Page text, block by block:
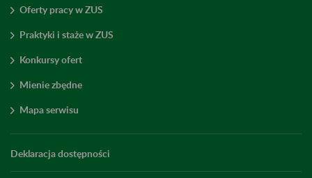
Oferty pracy w ZUS
Praktyki i staże w ZUS
Konkursy ofert
Mienie zbędne
Mapa serwisu
Deklaracja dostępności